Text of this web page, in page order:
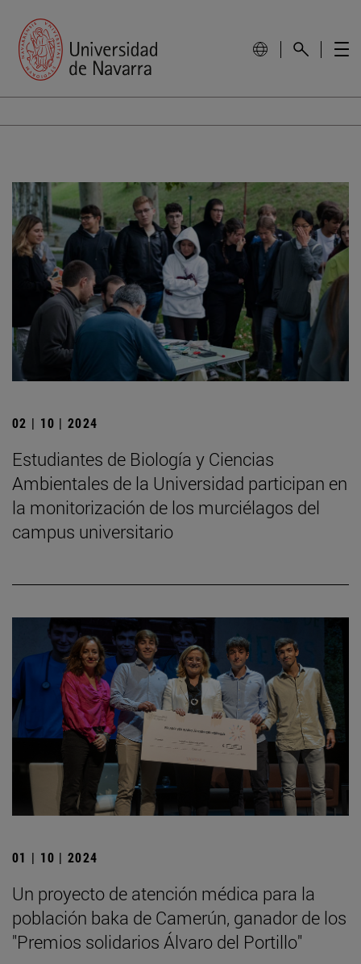
02 | 10 | 2024
Estudiantes de Biología y Ciencias
Ambientales de la Universidad participan en
la monitorización de los murciélagos del
campus universitario
01 | 10 | 2024
Un proyecto de atención médica para la
población baka de Camerún, ganador de los
"Premios solidarios Álvaro del Portillo"